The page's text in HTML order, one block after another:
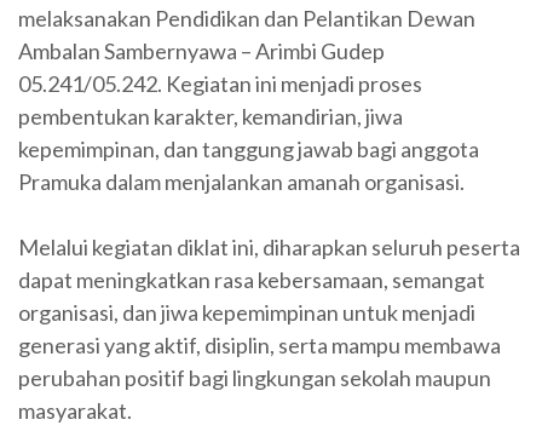
melaksanakan Pendidikan dan Pelantikan Dewan
Ambalan Sambernyawa – Arimbi Gudep
05.241/05.242. Kegiatan ini menjadi proses
pembentukan karakter, kemandirian, jiwa
kepemimpinan, dan tanggung jawab bagi anggota
Pramuka dalam menjalankan amanah organisasi.
Melalui kegiatan diklat ini, diharapkan seluruh peserta
dapat meningkatkan rasa kebersamaan, semangat
organisasi, dan jiwa kepemimpinan untuk menjadi
generasi yang aktif, disiplin, serta mampu membawa
perubahan positif bagi lingkungan sekolah maupun
masyarakat.